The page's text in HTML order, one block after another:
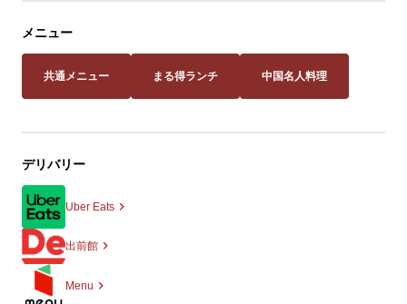
メニュー
共通メニュー まる得ランチ 中国名人料理
デリバリー
Uber Eats
出前館
Menu